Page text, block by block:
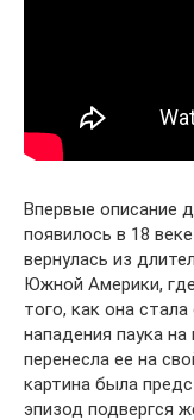
Впервые описание
появилось в 18
вернулась из
Южной Америки,
того, как она
нападения паука
перенесла ее на
картина была
эпизод подвергся